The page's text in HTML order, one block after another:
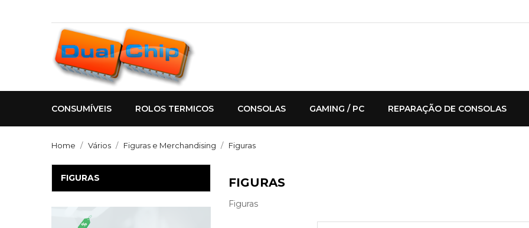
CONSUMÍVEIS ROLOS TERMICOS CONSOLAS GAMING / PC REPARAÇÃO DE CONSOLAS
Home Vários Figuras e Merchandising Figuras
FIGURAS FIGURAS
Figuras